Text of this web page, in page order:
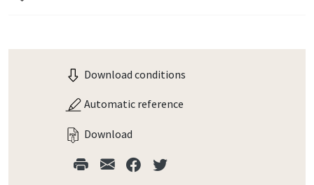
Download conditions
Automatic reference
Download